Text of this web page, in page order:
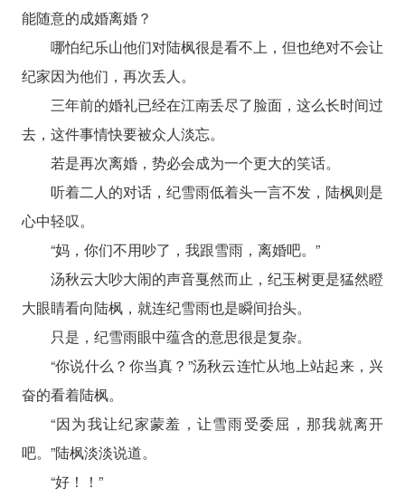
能随意的成婚离婚？
哪怕纪乐山他们对陆枫很是看不上，但也绝对不会让
纪家因为他们，再次丢人。
三年前的婚礼已经在江南丢尽了脸面，这么长时间过
去，这件事情快要被众人淡忘。
若是再次离婚，势必会成为一个更大的笑话。
听着二人的对话，纪雪雨低着头一言不发，陆枫则是
心中轻叹。
“妈，你们不用吵了，我跟雪雨，离婚吧。”
汤秋云大吵大闹的声音戛然而止，纪玉树更是猛然瞪
大眼睛看向陆枫，就连纪雪雨也是瞬间抬头。
只是，纪雪雨眼中蕴含的意思很是复杂。
“你说什么？你当真？”汤秋云连忙从地上站起来，兴
奋的看着陆枫。
“因为我让纪家蒙羞，让雪雨受委屈，那我就离开
吧。”陆枫淡淡说道。
“好！！”